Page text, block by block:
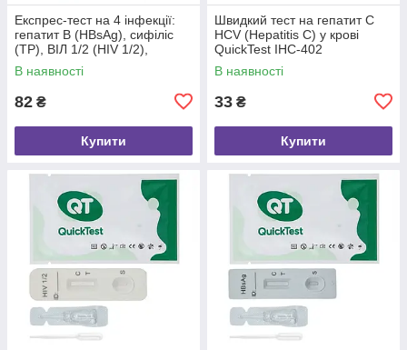
Експрес-тест на 4 інфекції:
гепатит B (HBsAg), сифіліс
(TP), ВІЛ 1/2 (HIV 1/2),
гепатит C (HCV) у крові
QuickTest IHS-404
В наявності
82 ₴
Купити
Швидкий тест на гепатит C
HCV (Hepatitis C) у крові
QuickTest IHC-402
В наявності
33 ₴
Купити